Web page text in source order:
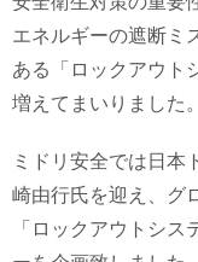
エネルギーの遮断ミ
ある「ロックアウト
増えてまいりました。
ミドリ安全では日本
崎由行氏を迎え、グ
「ロックアウトシ